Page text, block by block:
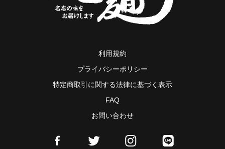
利用規約
プライバシーポリシー
特定商取引に関する法律に基づく表示
FAQ
お問い合わせ